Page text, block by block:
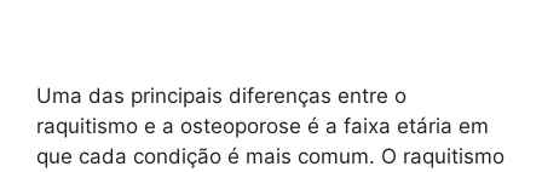
Uma das principais diferenças entre o
raquitismo e a osteoporose é a faixa etária em
que cada condição é mais comum. O raquitismo